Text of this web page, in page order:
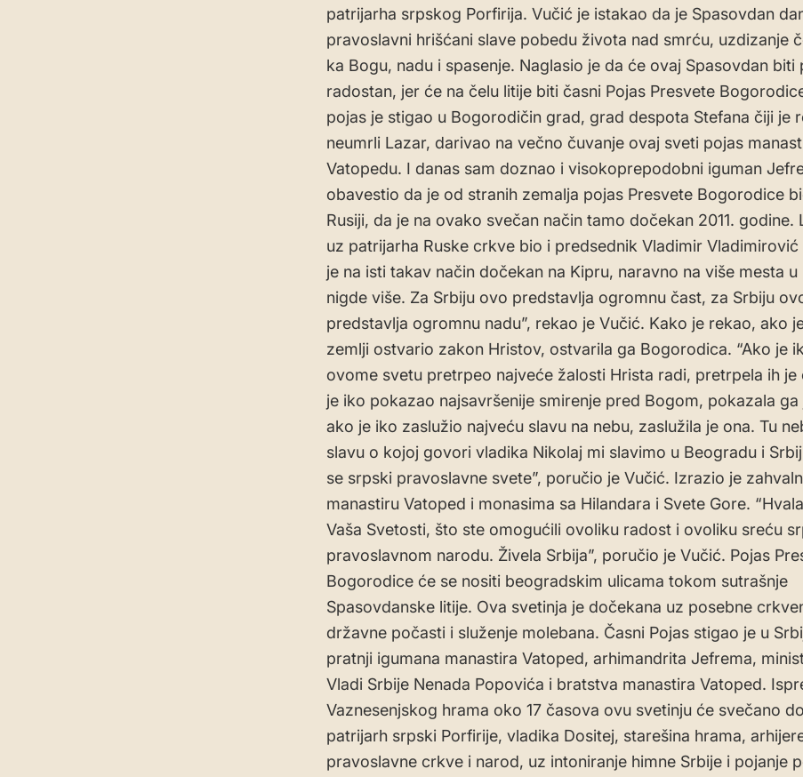
patrijarha srpskog Porfirija. Vučić je istakao da je Spasovdan
pravoslavni hrišćani slave pobedu života nad smrću, uzdizanje
ka Bogu, nadu i spasenje. Naglasio je da će ovaj Spasovdan biti
radostan, jer će na čelu litije biti časni Pojas Presvete
pojas je stigao u Bogorodičin grad, grad despota Stefana čiji je
neumrli Lazar, darivao na večno čuvanje ovaj sveti pojas
Vatopedu. I danas sam doznao i visokoprepodobni iguman
obavestio da je od stranih zemalja pojas Presvete Bogorodice
Rusiji, da je na ovako svečan način tamo dočekan 2011. godine.
uz patrijarha Ruske crkve bio i predsednik Vladimir Vladimirović
je na isti takav način dočekan na Kipru, naravno na više mesta u
nigde više. Za Srbiju ovo predstavlja ogromnu čast, za Srbiju
predstavlja ogromnu nadu”, rekao je Vučić. Kako je rekao, ako
zemlji ostvario zakon Hristov, ostvarila ga Bogorodica. “Ako je
ovome svetu pretrpeo najveće žalosti Hrista radi, pretrpela ih je
je iko pokazao najsavršenije smirenje pred Bogom, pokazala ga
ako je iko zaslužio najveću slavu na nebu, zaslužila je ona. Tu
slavu o kojoj govori vladika Nikolaj mi slavimo u Beogradu i
se srpski pravoslavne svete”, poručio je Vučić. Izrazio je
manastiru Vatoped i monasima sa Hilandara i Svete Gore.
Vaša Svetosti, što ste omogućili ovoliku radost i ovoliku sreću
pravoslavnom narodu. Živela Srbija”, poručio je Vučić. Pojas
Bogorodice će se nositi beogradskim ulicama tokom sutrašnje
Spasovdanske litije. Ova svetinja je dočekana uz posebne
državne počasti i služenje molebana. Časni Pojas stigao je u
pratnji igumana manastira Vatoped, arhimandrita Jefrema,
Vladi Srbije Nenada Popovića i bratstva manastira Vatoped.
Vaznesenjskog hrama oko 17 časova ovu svetinju će svečano
patrijarh srpski Porfirije, vladika Dositej, starešina hrama,
pravoslavne crkve i narod, uz intoniranje himne Srbije i pojanje